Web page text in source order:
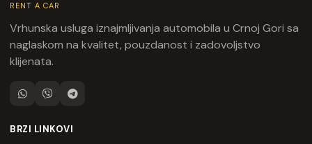
RENT A CAR
Vrhunska usluga iznajmljivanja automobila u Crnoj Gori sa
naglaskom na kvalitet, pouzdanost i zadovoljstvo
klijenata.
BRZI LINKOVI